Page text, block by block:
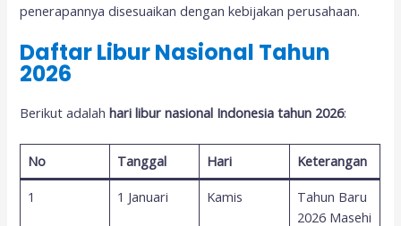
penerapannya disesuaikan dengan kebijakan perusahaan.
Daftar Libur Nasional Tahun
2026
Berikut adalahhari libur nasional Indonesia tahun 2026:
No Tanggal Hari
Keterangan
1
1 Januari Kamis
Tahun Baru
2026 Masehi